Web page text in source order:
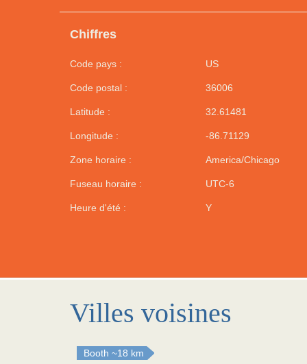
Chiffres
Code pays : US
Code postal : 36006
Latitude : 32.61481
Longitude : -86.71129
Zone horaire : America/Chicago
Fuseau horaire : UTC-6
Heure d'été : Y
Villes voisines
Booth ~18 km